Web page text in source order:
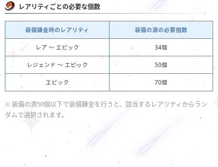
レアリティごとの必要な個数
装備錬金時のレアリティ 装備の源の必要個数
レア 〜 エピック 34個
レジェンド 〜 エピック 50個
エピック 70個
※ 装備の源50個以下で装備錬金を行うと、該当するレアリティからラン
ダムで選択されます。